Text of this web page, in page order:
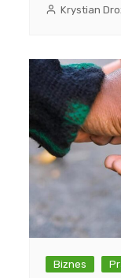
Krystian
Biznes